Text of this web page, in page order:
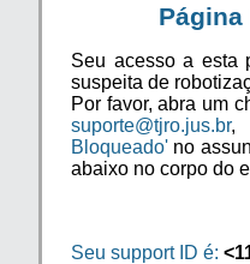
Seu acesso a esta
suspeita de
Por favor, abra um
suporte@tjro.jus.br,
Bloqueado' no
abaixo no corpo do
Seu support ID é: